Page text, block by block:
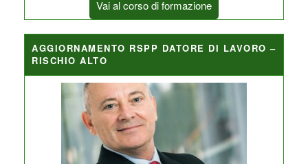
Vai al corso di formazione
AGGIORNAMENTO RSPP DATORE DI LAVORO –
RISCHIO ALTO